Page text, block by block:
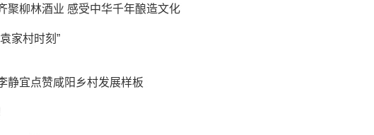
聚柳林酒业 感受中华千年酿造文化
家村时刻”
静宜点赞咸阳乡村发展样板